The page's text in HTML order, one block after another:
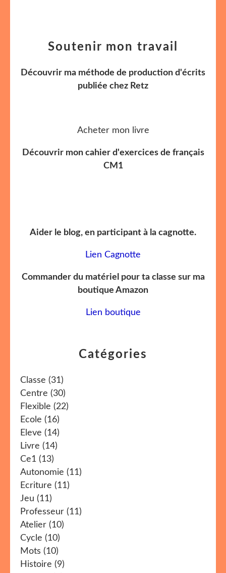
Catégories
Classe (31)
Centre (30)
Flexible (22)
Ecole (16)
Eleve (14)
Livre (14)
Ce1 (13)
Autonomie (11)
Ecriture (11)
Jeu (11)
Professeur (11)
Atelier (10)
Cycle (10)
Mots (10)
Histoire (9)
Soutenir mon travail
Découvrir ma méthode de production d'écrits
publiée chez Retz
Acheter mon livre
Découvrir mon cahier d'exercices de français
CM1
Aider le blog, en participant à la cagnotte.
Lien Cagnotte
Commander du matériel pour ta classe sur ma
boutique Amazon
Lien boutique